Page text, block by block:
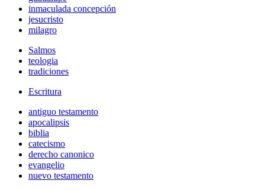
inmaculada concepción
jesucristo
milagro
Salmos
teologia
tradiciones
Escritura
antiguo testamento
apocalipsis
biblia
catecismo
derecho canonico
evangelio
nuevo testamento